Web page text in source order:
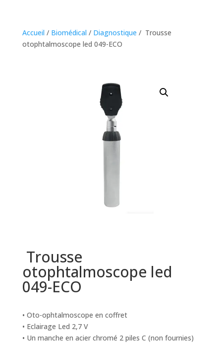
Accueil / Biomédical / Diagnostique / Trousse
otophtalmoscope led 049-ECO
Trousse
otophtalmoscope led
049-ECO
• Oto-ophtalmoscope en coffret
• Eclairage Led 2,7 V
• Un manche en acier chromé 2 piles C (non fournies)